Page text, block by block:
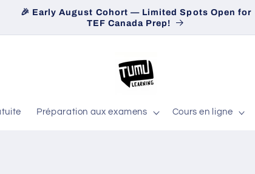
🎉 Early August Cohort — Limited Spots Open for
TEF Canada Prep!
Préparation aux examens Cours en ligne